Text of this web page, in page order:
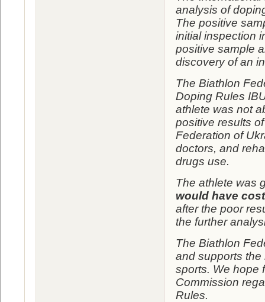
analysis of
The positive
initial inspection
positive sample
discovery of an
The Biathlon
Doping Rules
athlete was not
positive results
Federation of
doctors, and
drugs use.
The athlete was
would have
after the poor
the further
The Biathlon
and supports the
sports. We hope
Commission
Rules.